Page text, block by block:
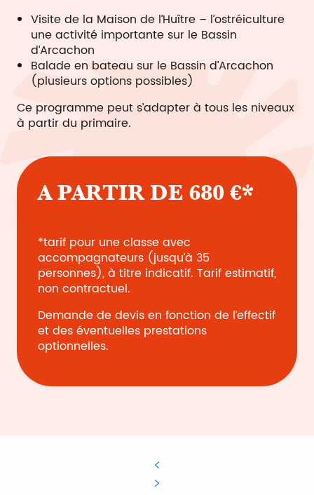
Visite de la Maison de l’Huître – l’ostréiculture
une activité importante sur le Bassin
d’Arcachon
Balade en bateau sur le Bassin d’Arcachon
(plusieurs options possibles)
Ce programme peut s’adapter à tous les niveaux
à partir du primaire.
A PARTIR DE 680 €*
*tarif pour une classe avec
accompagnateurs (jusqu’à 35
personnes), à titre indicatif. Tarif estimatif,
non contractuel.
Demande de devis en fonction de l’effectif
et des éventuelles prestations
optionnelles.